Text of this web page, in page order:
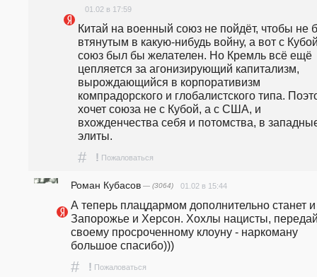
01.02 в 17:59
Китай на военный союз не пойдёт, чтобы не
втянутым в какую-нибудь войну, а вот с
союз был бы желателен. Но Кремль всё ещё
цепляется за агонизирующий капитализм,
вырождающийся в корпоративизм
компрадорского и глобалистского типа.
хочет союза не с Кубой, а с США, и
вхожденчества себя и потомства, в
элиты.
# ! Пожаловаться
Роман Кубасов — (3064) 01.02 в 15:44
А теперь плацдармом дополнительно станет и
Запорожье и Херсон. Хохлы нацисты,
своему просроченному клоуну - наркоману
большое спасибо)))
# ! Пожаловаться